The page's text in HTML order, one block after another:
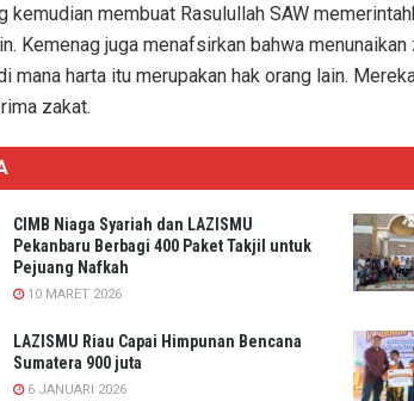
kemudian membuat Rasulullah SAW
Kemenag juga menafsirkan bahwa
mana harta itu merupakan hak orang lain.
zakat.
CIMB Niaga Syariah dan LAZISMU
Pekanbaru Berbagi 400 Paket Takjil untuk
Pejuang Nafkah
10 MARET 2026
LAZISMU Riau Capai Himpunan Bencana
Sumatera 900 juta
6 JANUARI 2026